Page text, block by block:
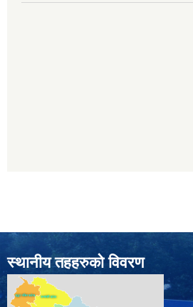
स्थानीय तहहरुको विवरण